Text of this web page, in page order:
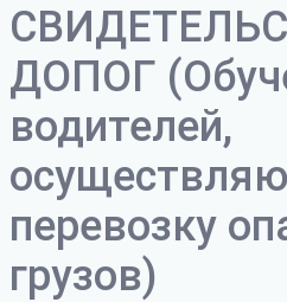
ДОПОГ
водителей,
перевозку
грузов)